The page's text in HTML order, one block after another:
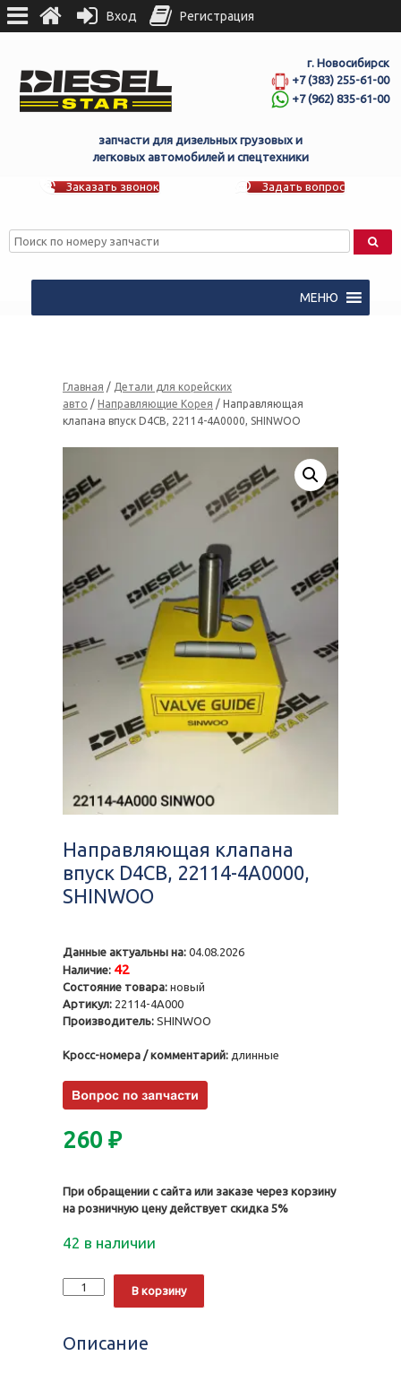
г. Новосибирск
+7 (383) 255-61-00
+7 (962) 835-61-00
запчасти для дизельных грузовых и
легковых автомобилей и спецтехники
Заказать звонок Задать вопрос
МЕНЮ
Главная / Детали для корейских
авто / Направляющие Корея / Направляющая
клапана впуск D4CB, 22114-4A0000, SHINWOO
Направляющая клапана
впуск D4CB, 22114-4A0000,
SHINWOO
Данные актуальны на: 04.08.2026
Наличие: 42
Состояние товара: новый
Артикул: 22114-4A000
Производитель: SHINWOO
Кросс-номера / комментарий: длинные
260 ₽
При обращении с сайта или заказе через корзину
на розничную цену действует скидка 5%
42 в наличии
Количество
Направляющая
D4CB,
В корзину
Описание
Вход Регистрация